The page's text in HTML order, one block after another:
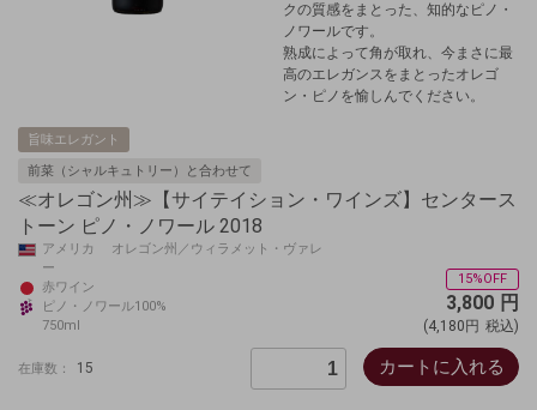
クの質感をまとった、知的なピノ・
ノワールです。
熟成によって角が取れ、今まさに最
高のエレガンスをまとったオレゴ
ン・ピノを愉しんでください。
旨味エレガント
前菜（シャルキュトリー）と合わせて
≪オレゴン州≫【サイテイション・ワインズ】センタース
トーン ピノ・ノワール 2018
アメリカ オレゴン州／ウィラメット・ヴァレ
ー
赤ワイン
ピノ・ノワール100%
750ml
15%OFF
3,800 円
(4,180円 税込)
在庫数： 15 カートに入れる